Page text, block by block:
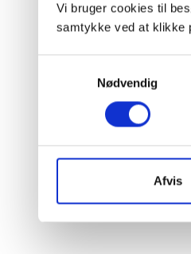
Vi bruger cookies til
samtykke ved at klikke
Nødvendig
Afvis